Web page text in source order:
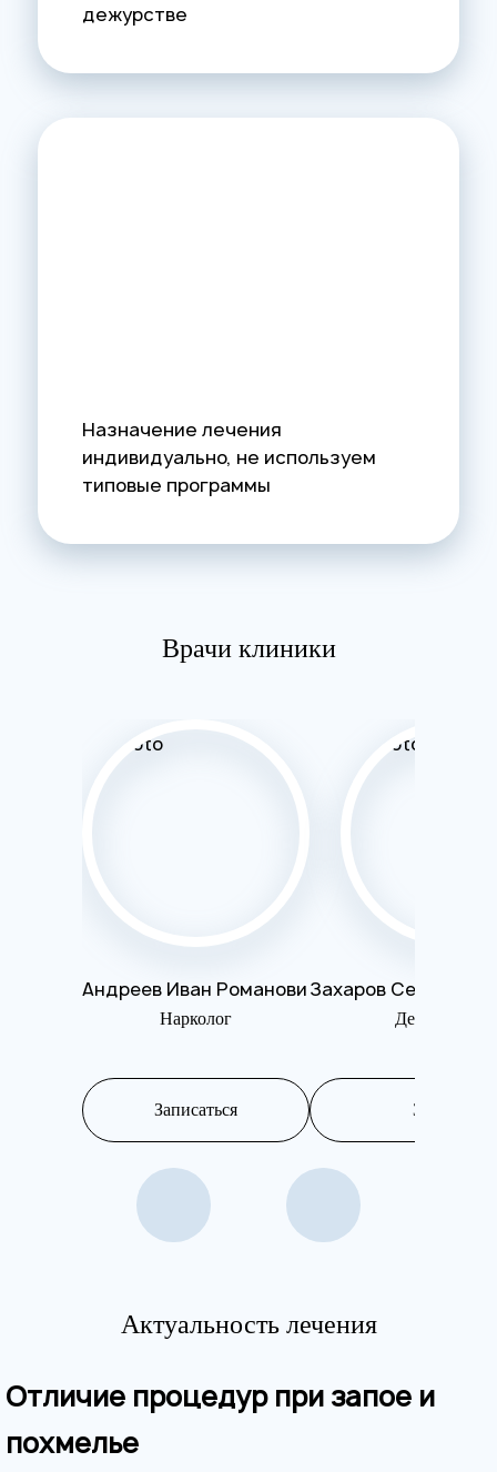
дежурстве
Назначение лечения
индивидуально, не используем
типовые программы
Врачи клиники
Андреев Иван Романови
Нарколог
Записаться
Захаров Сергей
Дежурный
Записаться
Актуальность лечения
Отличие процедур при запое и
похмелье